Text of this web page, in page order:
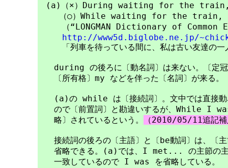
(a)（×）During waiting for the
（○）While waiting for the train,
（“LONGMAN Dictionary of Common
http://www5d.biglobe.ne.jp/
「列車を待っている間に、私は古い友達の一
during の後ろに〔動名詞〕は来ない。〔定冠
〔所有格〕my などを伴った〔名詞〕が来る。
(a)の while は〔接続詞〕。文中では直接動
ので〔前置詞〕と勘違いするが、While
略〕されているという。
（2010/05/11追記補
接続詞の後ろの〔主語〕と〔be動詞〕は、〔主
省略できる。(a)では、I met... の主節の
一致しているので I was を省略している。